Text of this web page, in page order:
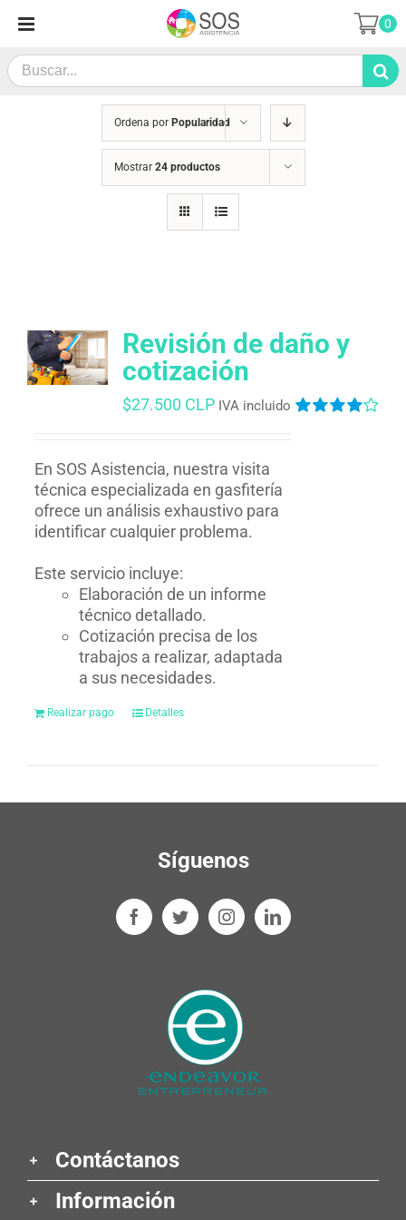
contenido
Search
for:
0
Ordena por Popularidad
Mostrar 24 productos
Revisión de daño y
cotización
$27.500 CLP IVA incluido
En SOS Asistencia, nuestra visita
técnica especializada en gasfitería
ofrece un análisis exhaustivo para
identificar cualquier problema.
Este servicio incluye:
Elaboración de un informe
técnico detallado.
Cotización precisa de los
trabajos a realizar, adaptada
a sus necesidades.
Realizar pago Detalles
Síguenos
Contáctanos
Información